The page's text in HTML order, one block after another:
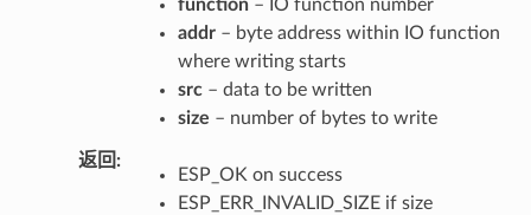
function– IO function number
addr– byte address within IO function
where writing starts
src– data to be written
size – number of bytes to write
返回
ESP_OK on success
ESP_ERR_INVALID_SIZE if size